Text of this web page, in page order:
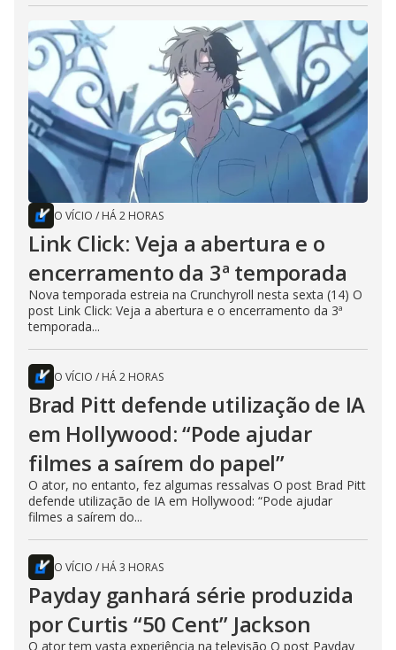
O VÍCIO / HÁ 2 HORAS
Link Click: Veja a abertura e o
encerramento da 3ª temporada
Nova temporada estreia na Crunchyroll nesta sexta (14) O
post Link Click: Veja a abertura e o encerramento da 3ª
temporada...
O VÍCIO / HÁ 2 HORAS
Brad Pitt defende utilização de IA
em Hollywood: “Pode ajudar
filmes a saírem do papel”
O ator, no entanto, fez algumas ressalvas O post Brad Pitt
defende utilização de IA em Hollywood: “Pode ajudar
filmes a saírem do...
O VÍCIO / HÁ 3 HORAS
Payday ganhará série produzida
por Curtis “50 Cent” Jackson
O ator tem vasta experiência na televisão O post Payday